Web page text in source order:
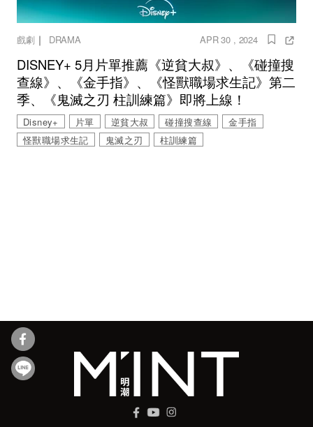
戲劇｜ DRAMA APR 30 , 2024
DISNEY+ 5月片單推薦《逆貧大叔》、《碰撞搜
查線》、《金手指》、《怪獸職場求生記》第二
季、《鬼滅之刃 柱訓練篇》即將上線！
Disney+ 片單 逆貧大叔 碰撞搜查線
金手指
怪獸職場求生記
鬼滅之刃 柱訓練篇